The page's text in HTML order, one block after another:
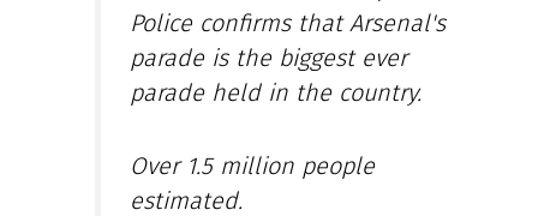
Police confirms that Arsenal's
parade is the biggest ever
parade held in the country.
Over 1.5 million people
estimated.